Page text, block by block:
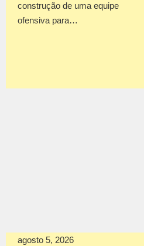
construção de uma equipe
ofensiva para…
agosto 5, 2026